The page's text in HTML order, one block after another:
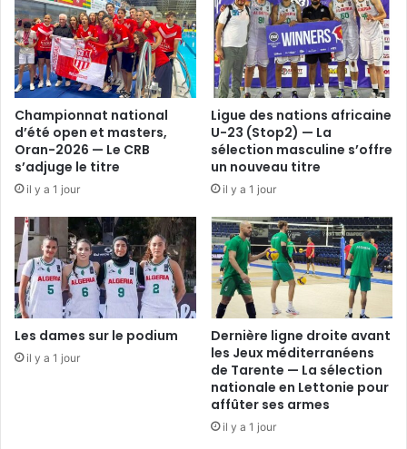
Championnat national
d’été open et masters,
Oran-2026 — Le CRB
s’adjuge le titre
il y a 1 jour
Ligue des nations africaine
U-23 (Stop2) — La
sélection masculine s’offre
un nouveau titre
il y a 1 jour
Les dames sur le podium
il y a 1 jour
Dernière ligne droite avant
les Jeux méditerranéens
de Tarente — La sélection
nationale en Lettonie pour
affûter ses armes
il y a 1 jour